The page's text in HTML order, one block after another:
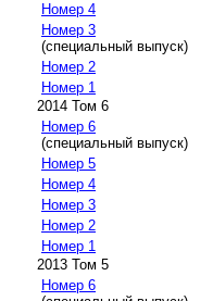
Номер 4
Номер 3
(специальный выпуск)
Номер 2
Номер 1
2014 Том 6
Номер 6
(специальный выпуск)
Номер 5
Номер 4
Номер 3
Номер 2
Номер 1
2013 Том 5
Номер 6